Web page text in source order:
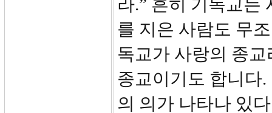
라.” 흔히 기독교는
를 지은 사람도 무
독교가 사랑의 종
종교이기도 합니다
의 의가 나타나 있